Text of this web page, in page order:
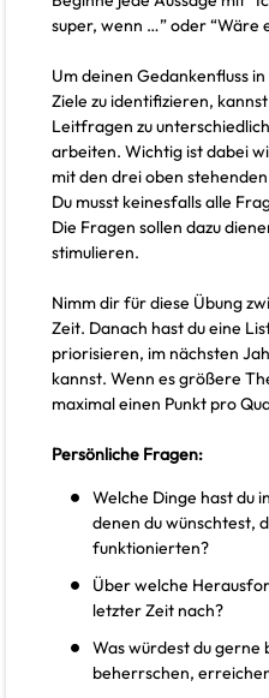
super, wenn …” oder “Wäre
Um deinen Gedankenfluss
Ziele zu identifizieren,
Leitfragen zu
arbeiten. Wichtig ist dabei
mit den drei oben
Du musst keinesfalls alle
Die Fragen sollen dazu
stimulieren.
Nimm dir für diese Übung
Zeit. Danach hast du eine
priorisieren, im nächsten
kannst. Wenn es größere
maximal einen Punkt pro
Persönliche Fragen:
Welche Dinge hast du
denen du wünschtest,
funktionierten?
Über welche
letzter Zeit nach?
Was würdest du gerne
beherrschen,